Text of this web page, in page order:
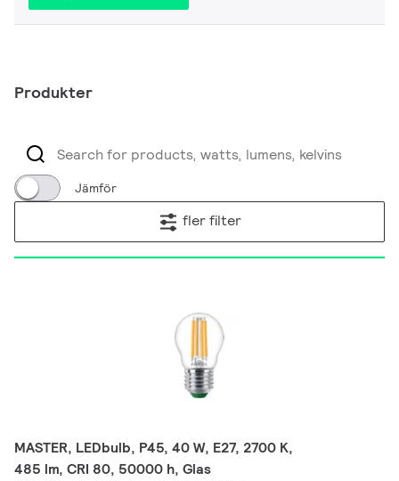
Produkter
Jämför
fler filter
MASTER, LEDbulb, P45, 40 W, E27, 2700 K,
485 lm, CRI 80, 50000 h, Glas